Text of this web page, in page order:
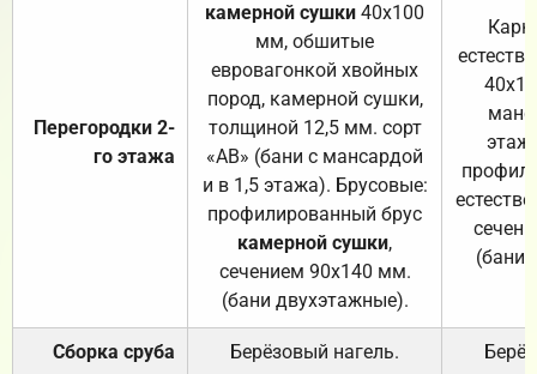
Перегородки 2-
го этажа
камерной сушки 40х100
мм, обшитые
евровагонкой хвойных
пород, камерной сушки,
толщиной 12,5 мм. сорт
«АВ» (бани с мансардой
и в 1,5 этажа). Брусовые:
профилированный брус
камерной сушки,
сечением 90х140 мм.
(бани двухэтажные).
(бани
Сборка сруба Берёзовый нагель.